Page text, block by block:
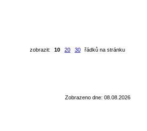
zobrazit:
10 20 30 řádků na stránku
Zobrazeno dne: 08.08.2026